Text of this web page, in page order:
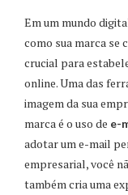
Em um mundo
como sua marca se
crucial para
online. Uma das
imagem da sua
marca é o uso de e-
adotar um e-mail
empresarial, você
também cria uma